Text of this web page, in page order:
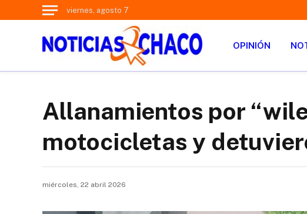
viernes, agosto 7
OPINIÓN
Allanamientos por
motocicletas y
miércoles, 22 abril 2026